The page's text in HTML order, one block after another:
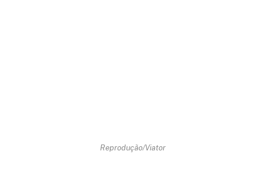
Reprodução/Viator